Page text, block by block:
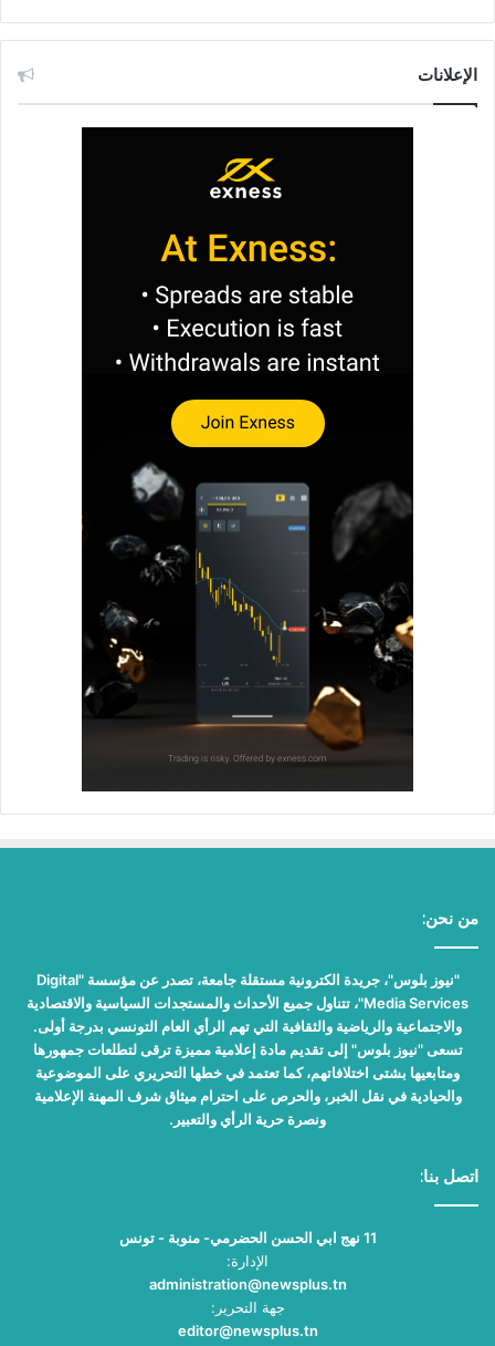
الإعلانات
من نحن:
"نيوز بلوس"، جريدة الكترونية مستقلة جامعة، تصدر عن مؤسسة "Digital
Media Services"، تتناول جميع الأحداث والمستجدات السياسية والاقتصادية
والاجتماعية والرياضية والثقافية التي تهم الرأي العام التونسي بدرجة أولى.
تسعى "نيوز بلوس" إلى تقديم مادة إعلامية مميزة ترقى لتطلعات جمهورها
ومتابعيها بشتى اختلافاتهم، كما تعتمد في خطها التحريري على الموضوعية
والحيادية في نقل الخبر، والحرص على احترام ميثاق شرف المهنة الإعلامية
ونصرة حرية الرأي والتعبير.
اتصل بنا:
11 نهج ابي الحسن الحضرمي- منوبة - تونس
الإدارة:
administration@newsplus.tn
جهة التحرير:
editor@newsplus.tn